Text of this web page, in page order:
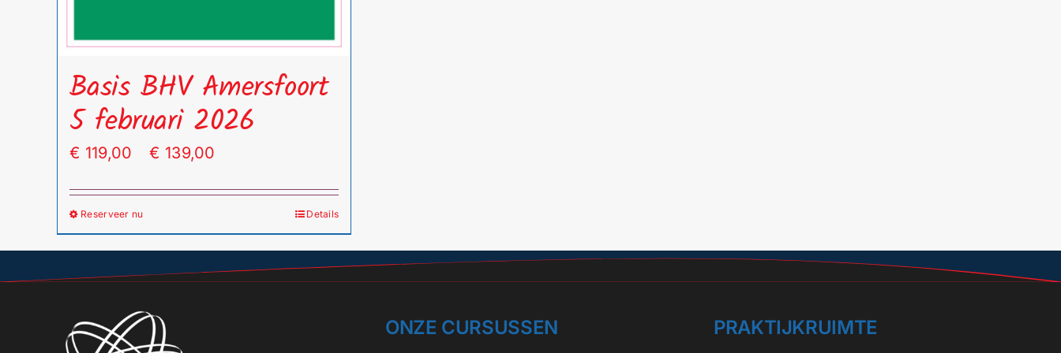
Basis BHV Amersfoort
5 februari 2026
€ 119,00 € 139,00
€ 139,00
Reserveer nuDit
product
heeft
variaties.
Details
ONZE CURSUSSEN PRAKTIJKRUIMTE